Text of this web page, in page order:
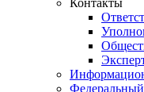
Контакты